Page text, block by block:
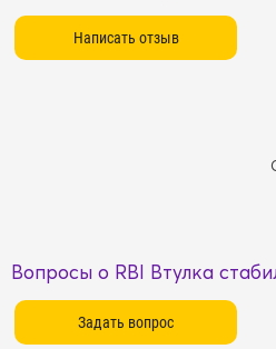
Вопросы о RBI Втулка